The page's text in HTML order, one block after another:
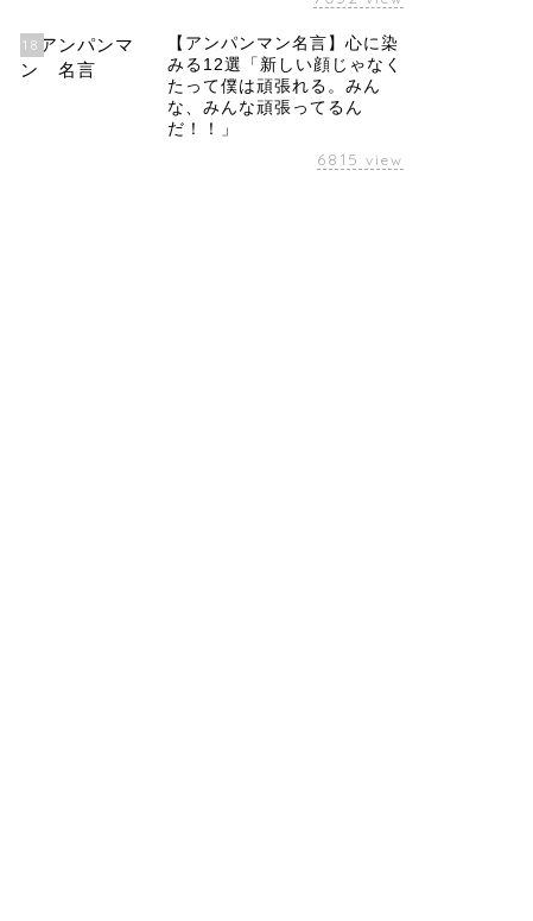
18
【アンパンマン名言】心に染
みる12選「新しい顔じゃなく
たって僕は頑張れる。みん
な、みんな頑張ってるん
だ！！」
6815 view